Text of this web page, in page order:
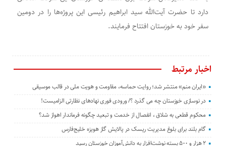
دارد تا حضرت آیت‌الله سید ابراهیم رئیسی این پروژ‌‌ه‌ها را در دومین
سفر خود به خوزستان افتتاح فرمایند.
اخبار مرتبط
«ایران منم» منتشر شد؛ روایت حماسه، مقاومت و هویت ملی در قالب موسیقی
در نوسازی خوزستان چه می گذرد ؟/ ورودی فوری نهادهای نظارتی الزامیست!
محکوم قطعی به شلاق ، انفصال از خدمت و تبعید چگونه فرماندار اهواز شد؟
گام بلند برای بلوغ مدیریت ریسک در پالایش گاز هویزه خلیج‌فارس
۲ هزار و ۵۰۰ بسته نوشت‌افزار به دانش‌آموزان خوزستان رسید